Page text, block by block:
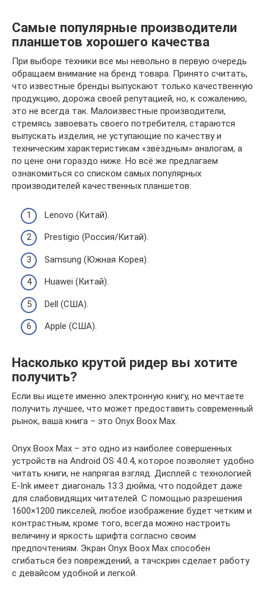
Самые популярные производители
планшетов хорошего качества
При выборе техники все мы невольно в первую очередь
обращаем внимание на бренд товара. Принято считать,
что известные бренды выпускают только качественную
продукцию, дорожа своей репутацией, но, к сожалению,
это не всегда так. Малоизвестные производители,
стремясь завоевать своего потребителя, стараются
выпускать изделия, не уступающие по качеству и
техническим характеристикам «звёздным» аналогам, а
по цене они гораздо ниже. Но всё же предлагаем
ознакомиться со списком самых популярных
производителей качественных планшетов:
Lenovo (Китай).
Prestigio (Россия/Китай).
Samsung (Южная Корея).
Huawei (Китай).
Dell (США).
Apple (США).
Насколько крутой ридер вы хотите
получить?
Если вы ищете именно электронную книгу, но мечтаете
получить лучшее, что может предоставить современный
рынок, ваша книга – это Onyx Boox Max.
Onyx Boox Max – это одно из наиболее совершенных
устройств на Android OS 4.0.4, которое позволяет удобно
читать книги, не напрягая взгляд. Дисплей с технологией
E-Ink имеет диагональ 13.3 дюйма, что подойдет даже
для слабовидящих читателей. С помощью разрешения
1600×1200 пикселей, любое изображение будет четким и
контрастным, кроме того, всегда можно настроить
величину и яркость шрифта согласно своим
предпочтениям. Экран Onyx Boox Max способен
сгибаться без повреждений, а тачскрин сделает работу
с девайсом удобной и легкой.